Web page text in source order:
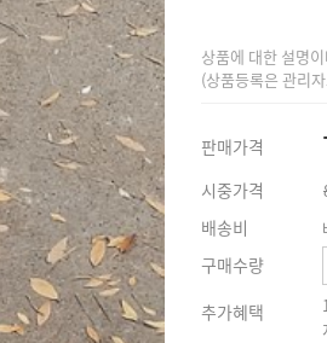
상품에 대한 설명
(상품등록은 관리
판매가격
시중가격
배송비
구매수량
추가혜택